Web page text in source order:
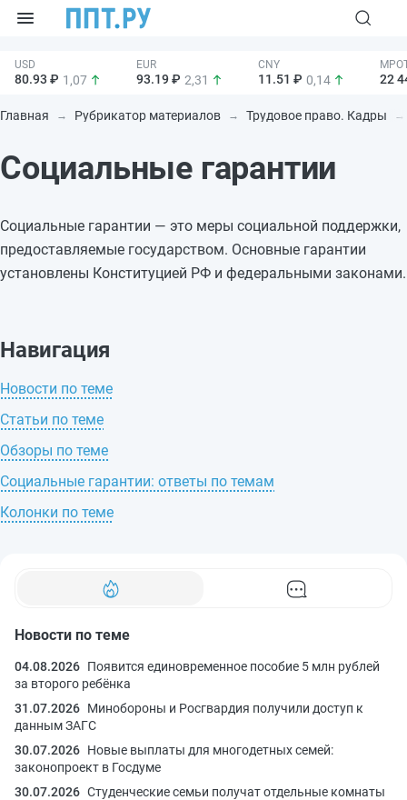
80.93 ₽ 1,07 93.19 ₽ 2,31 11.51 ₽ 0,14 22
Главная Рубрикатор материалов Трудовое право. Кадры
Социальные гарантии
Социальные гарантии — это меры социальной поддержки,
предоставляемые государством. Основные гарантии
установлены Конституцией РФ и федеральными законами.
Новости по теме
04.08.2026 Появится единовременное пособие 5 млн рублей
за второго ребёнка
31.07.2026 Минобороны и Росгвардия получили доступ к
данным ЗАГС
30.07.2026 Новые выплаты для многодетных семей:
законопроект в Госдуме
30.07.2026 Студенческие семьи получат отдельные комнаты
Навигация
Новости по теме
Статьи по теме
Обзоры по теме
Социальные гарантии: ответы по темам
Колонки по теме